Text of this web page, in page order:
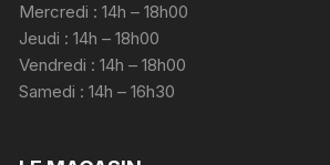
Mercredi : 14h – 18h00
Jeudi : 14h – 18h00
Vendredi : 14h – 18h00
Samedi : 14h – 16h30